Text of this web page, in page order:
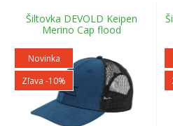
Šiltovka DEVOLD Keipen
Merino Cap flood
Novinka
Zľava -10%